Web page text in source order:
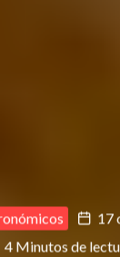
17
4 Minutos de